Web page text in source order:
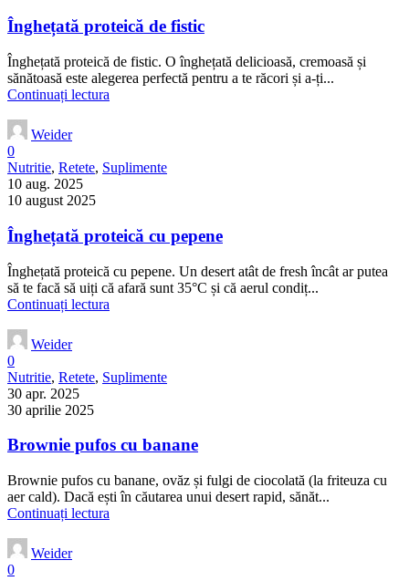
Înghețată proteică de fistic
Înghețată proteică de fistic. O înghețată delicioasă, cremoasă și
sănătoasă este alegerea perfectă pentru a te răcori și a-ți...
Continuați lectura
Weider
0
Nutritie, Retete, Suplimente
10 aug. 2025
10 august 2025
Înghețată proteică cu pepene
Înghețată proteică cu pepene. Un desert atât de fresh încât ar putea
să te facă să uiți că afară sunt 35°C și că aerul condiț...
Continuați lectura
Weider
0
Nutritie, Retete, Suplimente
30 apr. 2025
30 aprilie 2025
Brownie pufos cu banane
Brownie pufos cu banane, ovăz și fulgi de ciocolată (la friteuza cu
aer cald). Dacă ești în căutarea unui desert rapid, sănăt...
Continuați lectura
Weider
0